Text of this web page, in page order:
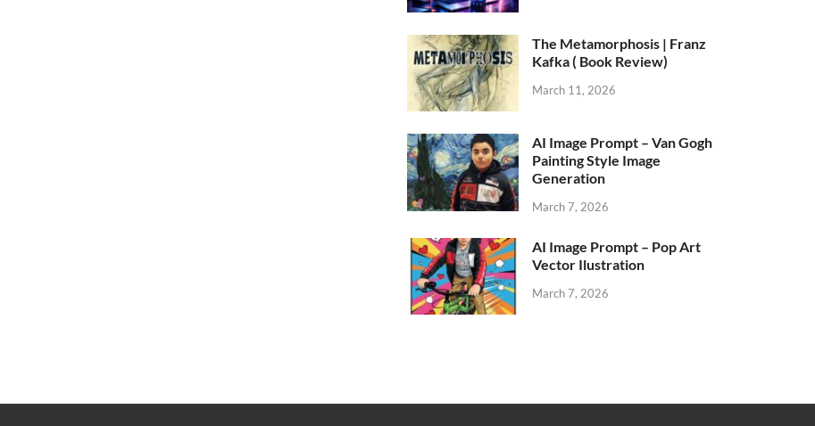
The Metamorphosis | Franz
Kafka ( Book Review)
March 11, 2026
AI Image Prompt – Van Gogh
Painting Style Image
Generation
March 7, 2026
AI Image Prompt – Pop Art
Vector Ilustration
March 7, 2026